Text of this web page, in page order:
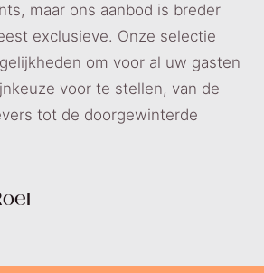
maar ons aanbod is breder
exclusieve. Onze selectie
om voor al uw gasten
voor te stellen, van de
tot de doorgewinterde